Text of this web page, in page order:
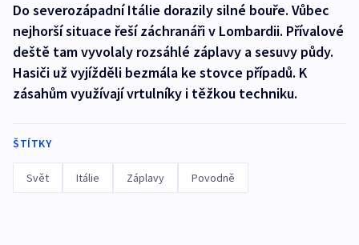
Do severozápadní Itálie dorazily silné bouře. Vůbec
nejhorší situace řeší záchranáři v Lombardii. Přívalové
deště tam vyvolaly rozsáhlé záplavy a sesuvy půdy.
Hasiči už vyjížděli bezmála ke stovce případů. K
zásahům využívají vrtulníky i těžkou techniku.
ŠTÍTKY
Svět Itálie Záplavy Povodně